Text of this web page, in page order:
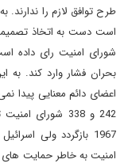
طرح توافق لازم را
است دست به اتخاذ
شورای امنیت رای داده
بحران فشار وارد کند.
اعضای دائم معنایی پیدا
242 و 338
1967 بازگردد ولی
امنیت به خاطر حمایت های